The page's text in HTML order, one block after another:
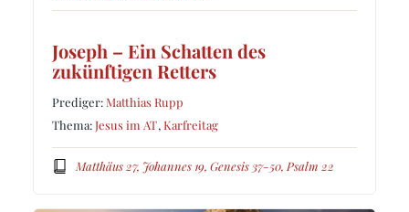
Joseph – Ein Schatten des
zukünftigen Retters
Prediger: Matthias Rupp
Thema: Jesus im AT, Karfreitag
Matthäus 27, Johannes 19, Genesis 37-50, Psalm 22